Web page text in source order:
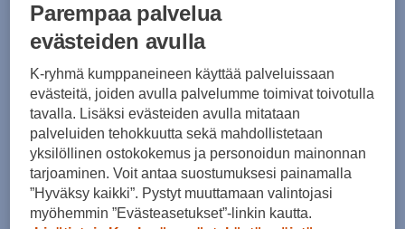
SEURAA PALVELEVA KAUPPA
Intersport Forssa
Forssa
Katso kaupan tiedot
Parempaa palvelua
evästeiden avulla
K-ryhmä kumppaneineen käyttää palveluissaan
evästeitä, joiden avulla palvelumme toimivat toivotulla
tavalla. Lisäksi evästeiden avulla mitataan
palveluiden tehokkuutta sekä mahdollistetaan
yksilöllinen ostokokemus ja personoidun mainonnan
tarjoaminen. Voit antaa suostumuksesi painamalla
”Hyväksy kaikki”. Pystyt muuttamaan valintojasi
myöhemmin ”Evästeasetukset”-linkin kautta.